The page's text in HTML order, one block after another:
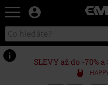
Katalog
vyhledávání
SLEVY až do -70% a